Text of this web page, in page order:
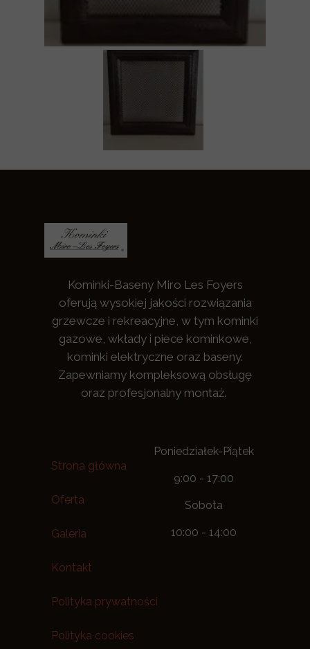
Kominki-Baseny Miro Les Foyers
oferują wysokiej jakości rozwiązania
grzewcze i rekreacyjne, w tym kominki
gazowe, wkłady i piece kominkowe,
kominki elektryczne oraz baseny.
Zapewniamy kompleksową obsługę
oraz profesjonalny montaż.
Strona główna
Oferta
Galeria
Kontakt
Polityka prywatności
Polityka cookies
Poniedziałek-Piątek
9:00 - 17:00
Sobota
10:00 - 14:00